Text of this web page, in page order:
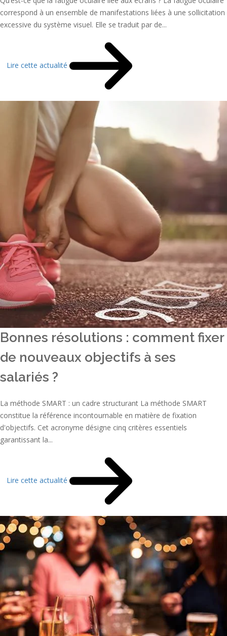
correspond à un ensemble de manifestations liées à une sollicitation
excessive du système visuel. Elle se traduit par de...
Lire cette actualité
Bonnes résolutions : comment fixer
de nouveaux objectifs à ses
salariés ?
La méthode SMART : un cadre structurant La méthode SMART
constitue la référence incontournable en matière de fixation
d'objectifs. Cet acronyme désigne cinq critères essentiels
garantissant la...
Lire cette actualité